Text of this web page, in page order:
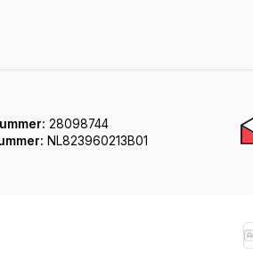
28098744
NL823960213B01